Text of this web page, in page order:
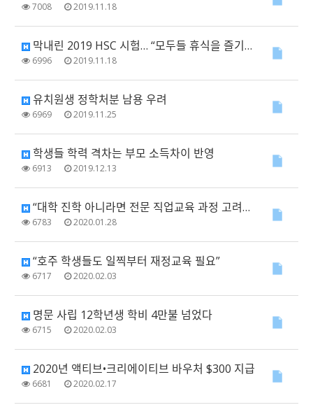
7008 2019.11.18
막내린 2019 HSC 시험… “모두들 휴식을 즐기세요”
6996 2019.11.18
유치원생 정학처분 남용 우려
6969 2019.11.25
학생들 학력 격차는 부모 소득차이 반영
6913 2019.12.13
“대학 진학 아니라면 전문 직업교육 과정 고려해 보세요”
6783 2020.01.28
“호주 학생들도 일찍부터 재정교육 필요”
6717 2020.02.03
명문 사립 12학년생 학비 4만불 넘었다
6715 2020.02.03
2020년 액티브•크리에이티브 바우처 $300 지급
6681 2020.02.17